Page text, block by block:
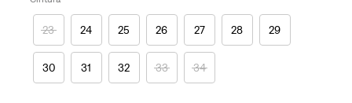
23 24 25 26 27 28 29
30 31 32 33 34